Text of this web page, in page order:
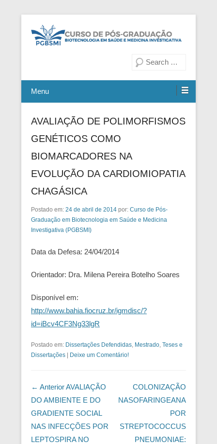
Curso de Pós-Graduação em
Medicina Investigativa
Menu
AVALIAÇÃO DE POLIMORFISMOS
GENÉTICOS COMO
BIOMARCADORES NA
EVOLUÇÃO DA CARDIOMIOPATIA
CHAGÁSICA
Postado em: 24 de abril de 2014 por: Curso de Pós-
Graduação em Biotecnologia em Saúde e Medicina
Investigativa (PGBSMI)
Data da Defesa: 24/04/2014
Orientador: Dra. Milena Pereira Botelho Soares
Disponível em:
http://www.bahia.fiocruz.br/igmdisc/?
id=iBcv4CF3Ng33lgR
Postado em: Dissertações Defendidas, Mestrado, Teses e
Dissertações
Deixe um Comentário!
Navegação das Postagens
← AnteriorAVALIAÇÃO
DO AMBIENTE E DO
GRADIENTE SOCIAL
NAS INFECÇÕES POR
LEPTOSPIRA NO
COLONIZAÇÃO
NASOFARINGEANA
POR
STREPTOCOCCUS
PNEUMONIAE: